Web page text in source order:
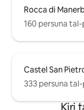
Rocca di
160 persuna
Castel San
333 persuna